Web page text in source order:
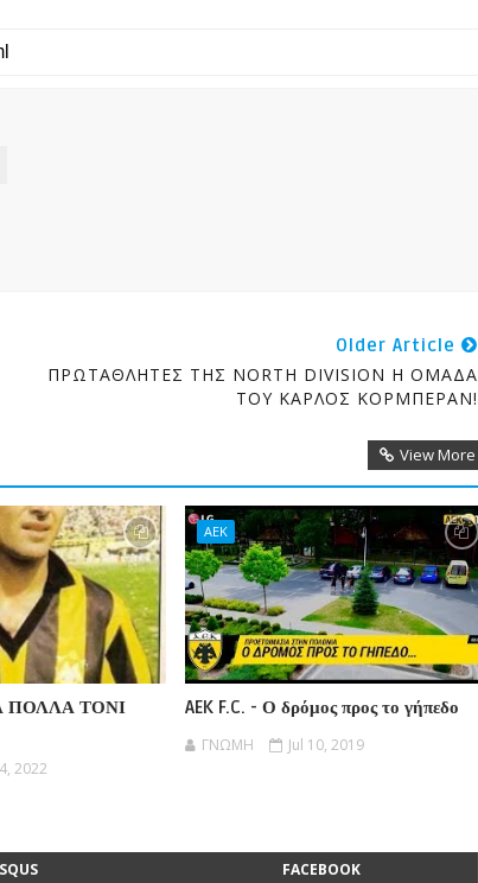
Older Article
ΠΡΩΤΑΘΛΗΤΕΣ ΤΗΣ NORTH DIVISION Η ΟΜΑΔΑ
ΤΟΥ ΚΑΡΛΟΣ ΚΟΡΜΠΕΡΑΝ!
View More
ΠΟΛΛΑ ΤΟΝΙ
2022
ΑΕΚ
AEK F.C. - Ο δρόμος προς το γήπεδο
ΓΝΩΜΗ Jul 10, 2019
FACEBOOK